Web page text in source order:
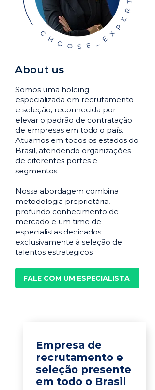
About us
Somos uma holding
especializada em recrutamento
e seleção, reconhecida por
elevar o padrão de contratação
de empresas em todo o país.
Atuamos em todos os estados do
Brasil, atendendo organizações
de diferentes portes e
segmentos.
Nossa abordagem combina
metodologia proprietária,
profundo conhecimento de
mercado e um time de
especialistas dedicados
exclusivamente à seleção de
talentos estratégicos.
FALE COM UM ESPECIALISTA
Empresa de
recrutamento e
seleção presente
em todo o Brasil